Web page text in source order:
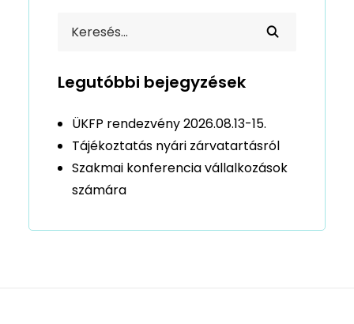
Legutóbbi bejegyzések
ÜKFP rendezvény 2026.08.13-15.
Tájékoztatás nyári zárvatartásról
Szakmai konferencia vállalkozások
számára